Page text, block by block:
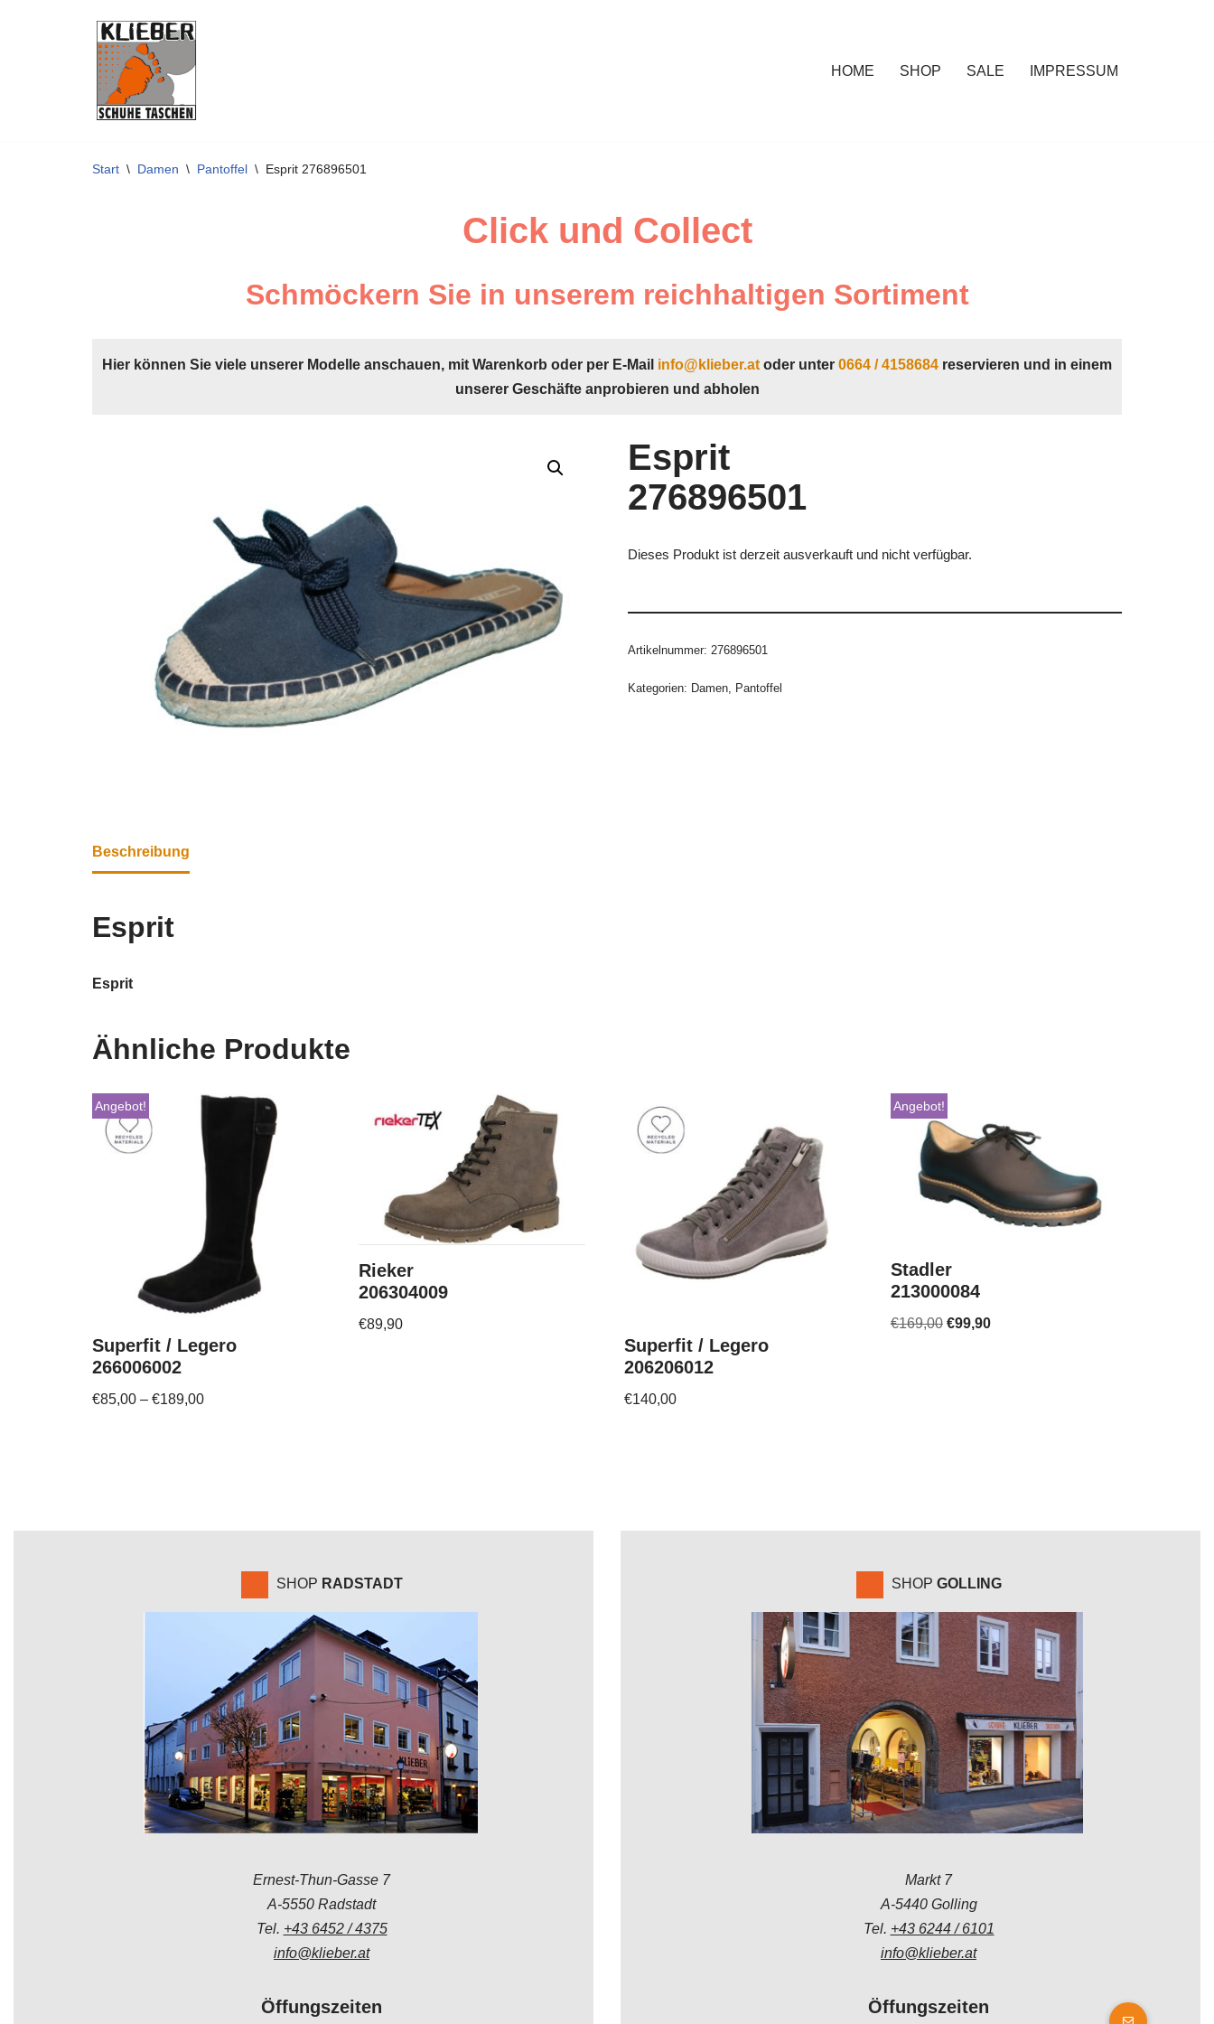
HOME SHOP SALE IMPRESSUM
Start \ Damen \ Pantoffel \ Esprit 276896501
Click und Collect
Schmöckern Sie in unserem reichhaltigen Sortiment
Hier können Sie viele unserer Modelle anschauen, mit Warenkorb oder per E-Mail info@klieber.at oder unter 0664 / 4158684 reservieren und in einem
unserer Geschäfte anprobieren und abholen
Esprit
276896501
Dieses Produkt ist derzeit ausverkauft und nicht verfügbar.
Artikelnummer: 276896501
Kategorien: Damen, Pantoffel
Beschreibung
Esprit
Esprit
Ähnliche Produkte
Angebot!
Superfit / Legero
266006002
€85,00 – €189,00
Rieker
206304009
€89,90
Superfit / Legero
206206012
€140,00
Angebot!
Stadler
213000084
€169,00 €99,90
SHOP RADSTADT
Ernest-Thun-Gasse 7
A-5550 Radstadt
Tel. +43 6452 / 4375
info@klieber.at
Öffungszeiten
SHOP GOLLING
Markt 7
A-5440 Golling
Tel. +43 6244 / 6101
info@klieber.at
Öffungszeiten